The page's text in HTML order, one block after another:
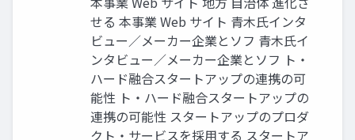
せる 本事業 Web サイト 青木氏インタ
ビュー／メーカー企業とソフ 青木氏イ
ンタビュー／メーカー企業とソフ ト・
ハード融合スタートアップの連携の可
能性 ト・ハード融合スタートアップの
連携の可能性 スタートアップのプロダ
クト・サービスを採用する スタートア